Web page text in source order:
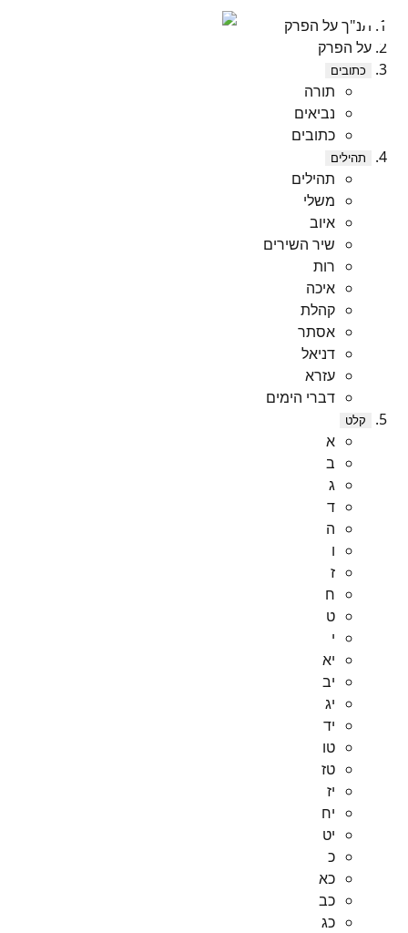
תנ"ך על הפרק
על הפרק
כתובים
תורה
נביאים
כתובים
תהילים
תהילים
משלי
איוב
שיר השירים
רות
איכה
קהלת
אסתר
דניאל
עזרא
דברי הימים
קלט
א
ב
ג
ד
ה
ו
ז
ח
ט
י
יא
יב
יג
יד
טו
טז
יז
יח
יט
כ
כא
כב
כג